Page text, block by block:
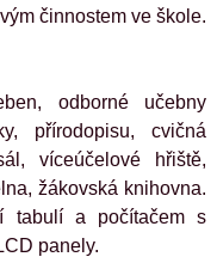
činnostem ve škole.
odborné učebny
přírodopisu, cvičná
víceúčelové hřiště,
žákovská knihovna.
tabulí a počítačem s
panely.